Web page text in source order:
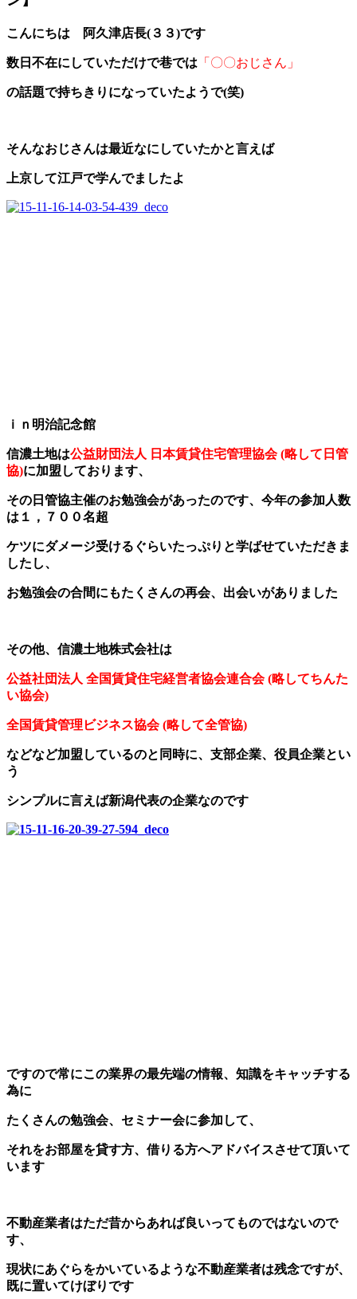
こんにちは 阿久津店長(３３)です
数日不在にしていただけで巷では 「 〇〇おじさん」
の話題で持ちきりになっていたようで(笑)
そんなおじさんは最近なにしていたかと言えば
上京して江戸で学んでましたよ
ｉｎ明治記念館
信濃土地は公益財団法人 日本賃貸住宅管理協会 (略して日管
協)に加盟しております、
その日管協主催のお勉強会があったのです、今年の参加人数
は１，７００名超
ケツにダメージ受けるぐらいたっぷりと学ばせていただきま
したし、
お勉強会の合間にもたくさんの再会、出会いがありました
その他、信濃土地株式会社は
公益社団法人 全国賃貸住宅経営者協会連合会 (略してちんた
い協会)
全国賃貸管理ビジネス協会 (略して全管協)
などなど加盟しているのと同時に、支部企業、役員企業とい
う
シンプルに言えば新潟代表の企業なのです
ですので常にこの業界の最先端の情報、知識をキャッチする
為に
たくさんの勉強会、セミナー会に参加して、
それをお部屋を貸す方、借りる方へアドバイスさせて頂いて
います
不動産業者はただ昔からあれば良いってものではないので
す、
現状にあぐらをかいているような不動産業者は残念ですが、
既に置いてけぼりです